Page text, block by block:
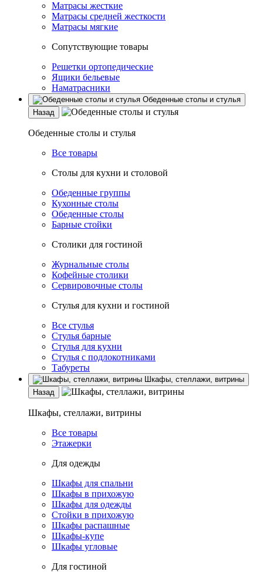
Матрасы жесткие
Матрасы средней жесткости
Матрасы мягкие
Сопутствующие товары
Решетки ортопедические
Ящики бельевые
Наматрасники
Обеденные столы и стулья
Назад
Обеденные столы и стулья
Все товары
Столы для кухни и столовой
Обеденные группы
Кухонные столы
Обеденные столы
Барные стойки
Столики для гостиной
Журнальные столы
Кофейные столики
Сервировочные столы
Стулья для кухни и гостиной
Все стулья
Стулья барные
Стулья для кухни
Стулья с подлокотниками
Табуреты
Шкафы, стеллажи, витрины
Назад
Шкафы, стеллажи, витрины
Все товары
Этажерки
Для одежды
Шкафы для спальни
Шкафы в прихожую
Шкафы для одежды
Стойки в прихожую
Шкафы распашные
Шкафы-купе
Шкафы угловые
Для гостиной